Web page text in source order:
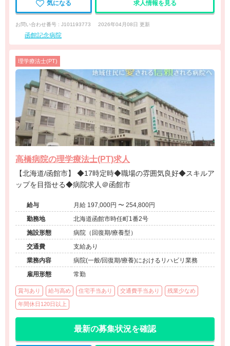
気になる 求人情報を見る
お問い合わせ番号 : J101193773 2026年04月08日 更新
函館記念病院
理学療法士(PT)
高橋病院の理学療法士(PT)求人
【北海道/函館市】 ◆17時定時◆職場の雰囲気良好◆スキルア
ップを目指せる◆病院求人＠函館市
給与
月給 197,000円 〜 254,800円
勤務地
北海道函館市時任町1番2号
施設形態
病院（回復期/療養型）
交通費
支給あり
業務内容
病院(一般/回復期/療養)におけるリハビリ業務
雇用形態
常勤
賞与あり 給与高め 住宅手当あり 交通費手当あり 残業少なめ
年間休日120日以上
最新の募集状況を確認